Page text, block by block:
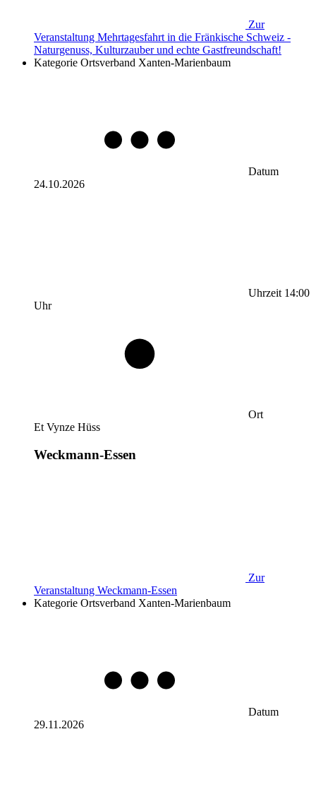
Zur
Veranstaltung Mehrtagesfahrt in die Fränkische Schweiz -
Naturgenuss, Kulturzauber und echte Gastfreundschaft!
Kategorie Ortsverband Xanten-Marienbaum
Datum
24.10.2026
Uhrzeit 14:00
Uhr
Ort
Et Vynze Hüss
Weckmann-Essen
Zur
Veranstaltung Weckmann-Essen
Kategorie Ortsverband Xanten-Marienbaum
Datum
29.11.2026